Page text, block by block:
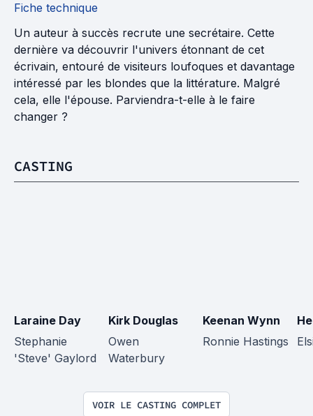
Fiche technique
Un auteur à succès recrute une secrétaire. Cette
dernière va découvrir l'univers étonnant de cet
écrivain, entouré de visiteurs loufoques et davantage
intéressé par les blondes que la littérature. Malgré
cela, elle l'épouse. Parviendra-t-elle à le faire
changer ?
CASTING
Laraine Day
Stephanie
'Steve' Gaylord
Kirk Douglas
Owen
Waterbury
Keenan Wynn
Ronnie Hastings
VOIR LE CASTING COMPLET